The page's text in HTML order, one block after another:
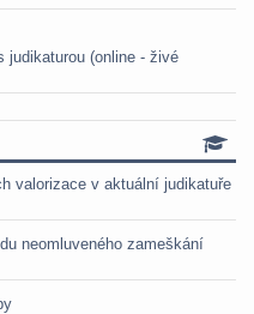
judikaturou (online - živé
valorizace v aktuální judikatuře
neomluveného zameškání